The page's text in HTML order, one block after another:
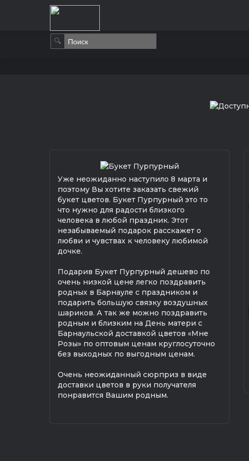
🔍
Уже неожиданно наступило 8 марта и
поэтому Вы хотите заказать свежий
букет цветов. Букет Пурпурный это то
что нужно для радости близкого
человека в любой праздник. Этот
незабываемый подарок расскажет о
любви и чувствах к человеку любимой
дочке.
Подарив Букет Пурпурный дешево по
очень низкой цене легко поздравить
родных в Барнауле с праздником и
подарить большую связку воздушных
шариков. А так же можно поздравить
родным и близким на День матери с
Барнаульской доставкой цветов «Мне
Розы» по оптовым ценам круглосуточно
без выходных по выгодным ценам.
Очень неожиданный сюрприз в виде
доставки цветов в руки получателя
понравится Вашим родным.